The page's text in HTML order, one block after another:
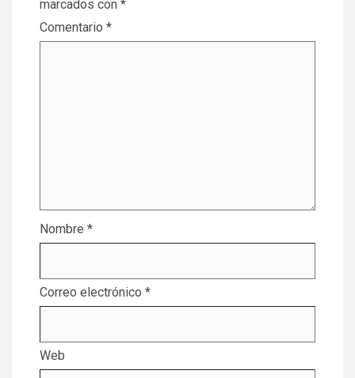
marcados con *
Comentario *
Nombre *
Correo electrónico *
Web